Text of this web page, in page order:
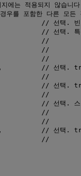
에는 적용되지 않습니
를 포함한 다른 모든
// 선택. 빈
// 선택. 특
//
//
//
,
// 선택.
//
// 선택.
//
// 선택. 스
//
//
,
// 선택.
//